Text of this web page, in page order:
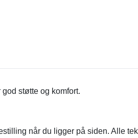
støtte og komfort.
når du ligger på siden. Alle